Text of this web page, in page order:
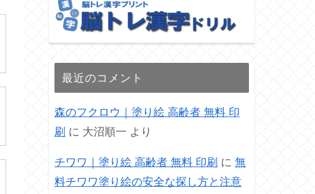
最近のコメント
森のフクロウ｜塗り絵 高齢者 無料 印
刷 に 大沼順一 より
チワワ｜塗り絵 高齢者 無料 印刷 に 無
料チワワ塗り絵の安全な探し方と注意